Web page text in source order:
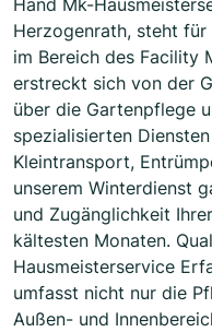
Hand Mk-
Herzogenrath, steht
im Bereich des Facility
erstreckt sich von der
über die Gartenpflege
spezialisierten
Kleintransport,
unserem Winterdienst
und Zugänglichkeit
kältesten Monaten.
Hausmeisterservice
umfasst nicht nur die
Außen- und